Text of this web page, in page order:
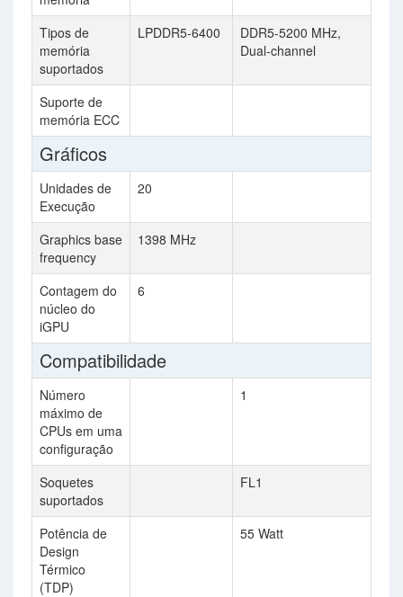
Tipos de
memória
suportados
LPDDR5-6400
DDR5-5200 MHz,
Dual-channel
Suporte de
memória ECC
Gráficos
Unidades de
Execução
20
Graphics base
frequency
1398 MHz
Contagem do
núcleo do
iGPU
6
Compatibilidade
Número
máximo de
CPUs em uma
configuração
1
Soquetes
suportados
FL1
Potência de
Design
Térmico
(TDP)
55 Watt